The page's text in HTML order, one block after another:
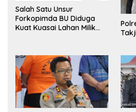
Salah Satu Unsur
Forkopimda BU Diduga
Kuat Kuasai Lahan Milik